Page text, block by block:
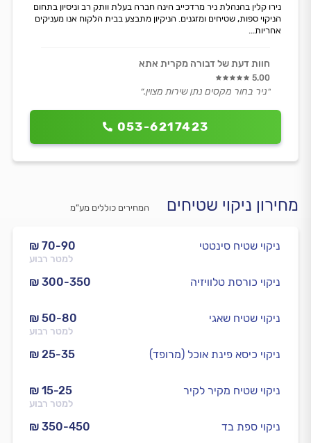
053-6217423
נירו קלין בהנהלת ניר מרדכייב הינה חברה בעלת וותק רב וניסיון בתחום
הניקוי ספות, שטיחים ומזגנים. הניקיון מתבצע בבית הלקוח אנו מעניקים
אחריות...
חוות דעת של דבורה מקרית אתא
5.00
״ניר בחור מקסים נתן שירות מצוין.״
מחירון ניקוי שטיחים המחירים כוללים מע”מ
₪ 70-90
למטר רבוע
ניקוי שטיח סינטטי
₪ 300-350 ניקוי כורסת טלוויזיה
₪ 50-80
למטר רבוע
ניקוי שטיח שאגי
₪ 25-35 ניקוי כיסא פינת אוכל (מרופד)
₪ 15-25
למטר רבוע
ניקוי שטיח מקיר לקיר
₪ 350-450 ניקוי ספת בד